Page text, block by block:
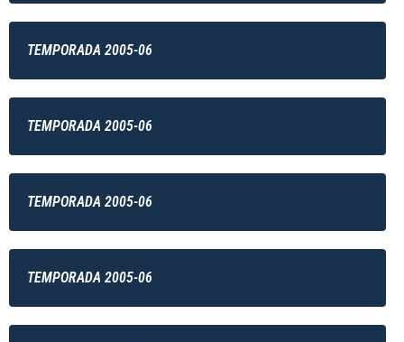
TEMPORADA 2005-06
TEMPORADA 2005-06
TEMPORADA 2005-06
TEMPORADA 2005-06